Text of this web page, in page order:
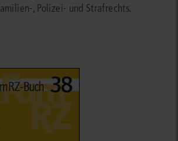
, Polizei- und Strafrechts.